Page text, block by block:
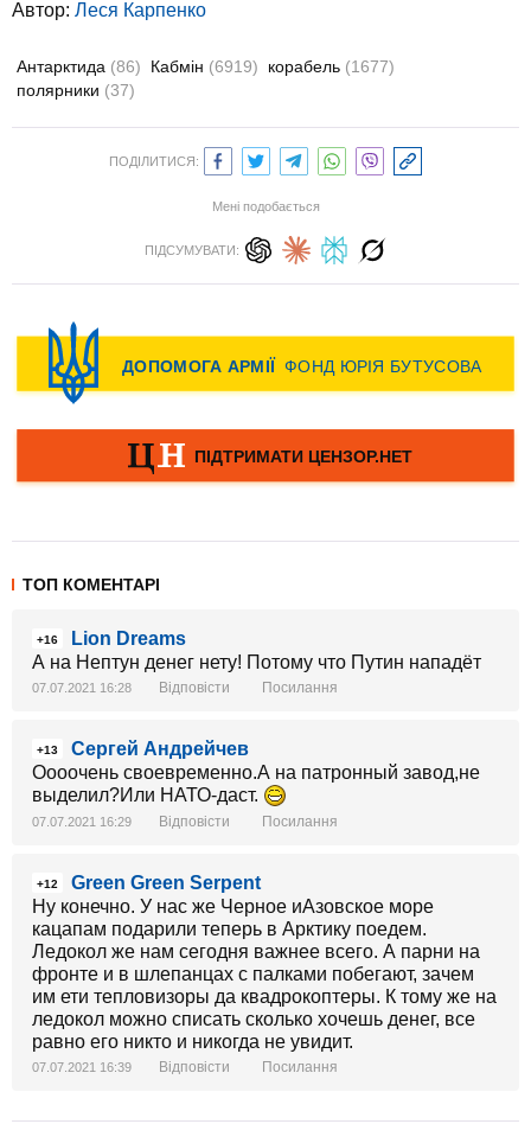
Автор: Леся Карпенко
Антарктида (86) Кабмін (6919) корабель (1677)
полярники (37)
ПОДІЛИТИСЯ:
Мені подобається
ПІДСУМУВАТИ:
ТОП КОМЕНТАРІ
+16
Lion Dreams
А на Нептун денег нету! Потому что Путин нападёт
07.07.2021 16:28 Відповісти Посилання
+13
Сергей Андрейчев
Оооочень своевременно.А на патронный завод,не
выделил?Или НАТО-даст.
07.07.2021 16:29 Відповісти Посилання
+12
Green Green Serpent
Ну конечно. У нас же Черное иАзовское море
кацапам подарили теперь в Арктику поедем.
Ледокол же нам сегодня важнее всего. А парни на
фронте и в шлепанцах с палками побегают, зачем
им ети тепловизоры да квадрокоптеры. К тому же на
ледокол можно списать сколько хочешь денег, все
равно его никто и никогда не увидит.
07.07.2021 16:39 Відповісти Посилання